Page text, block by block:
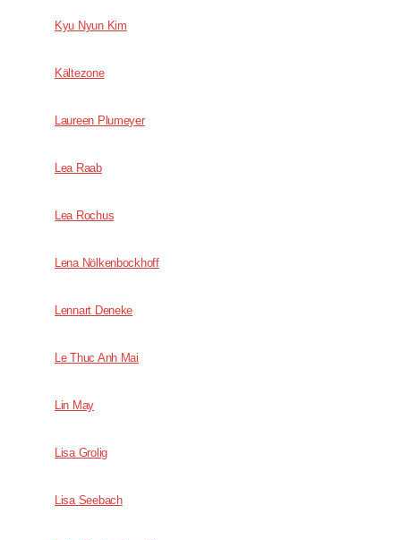
Kyu Nyun Kim
Kältezone
Laureen Plumeyer
Lea Raab
Lea Rochus
Lena Nölkenbockhoff
Lennart Deneke
Le Thuc Anh Mai
Lin May
Lisa Grolig
Lisa Seebach